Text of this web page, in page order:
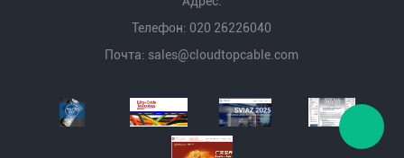
Телефон: 020 26226040
Почта: sales@cloudtopcable.com